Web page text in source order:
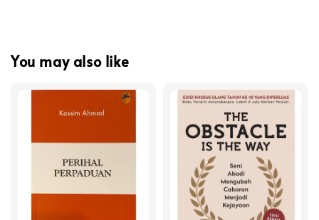
You may also like